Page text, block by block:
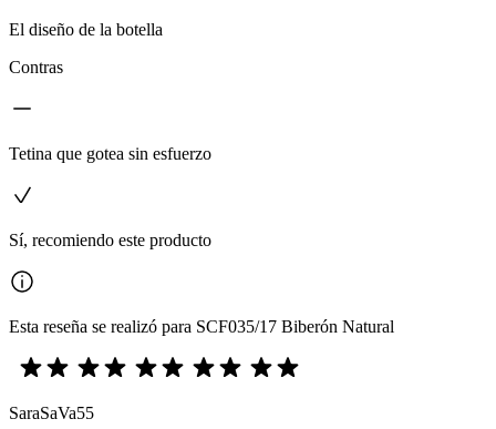
El diseño de la botella
Contras
Tetina que gotea sin esfuerzo
Sí, recomiendo este producto
Esta reseña se realizó para SCF035/17 Biberón Natural
SaraSaVa55